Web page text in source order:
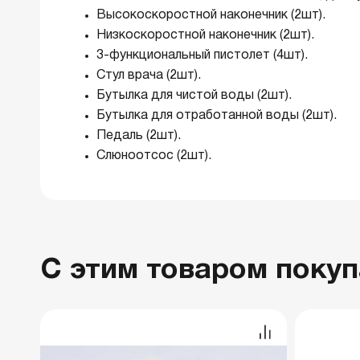
Высокоскоростной наконечник (2шт).
Низкоскоростной наконечник (2шт).
3-функциональный пистолет (4шт).
Стул врача (2шт).
Бутылка для чистой воды (2шт).
Бутылка для отработанной воды (2шт).
Педаль (2шт).
Слюноотсос (2шт).
С этим товаром